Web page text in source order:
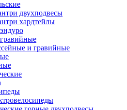
двухподвесы
хардтейлы
и гравийные